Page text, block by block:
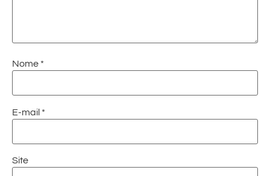
Nome *
E-mail *
Site